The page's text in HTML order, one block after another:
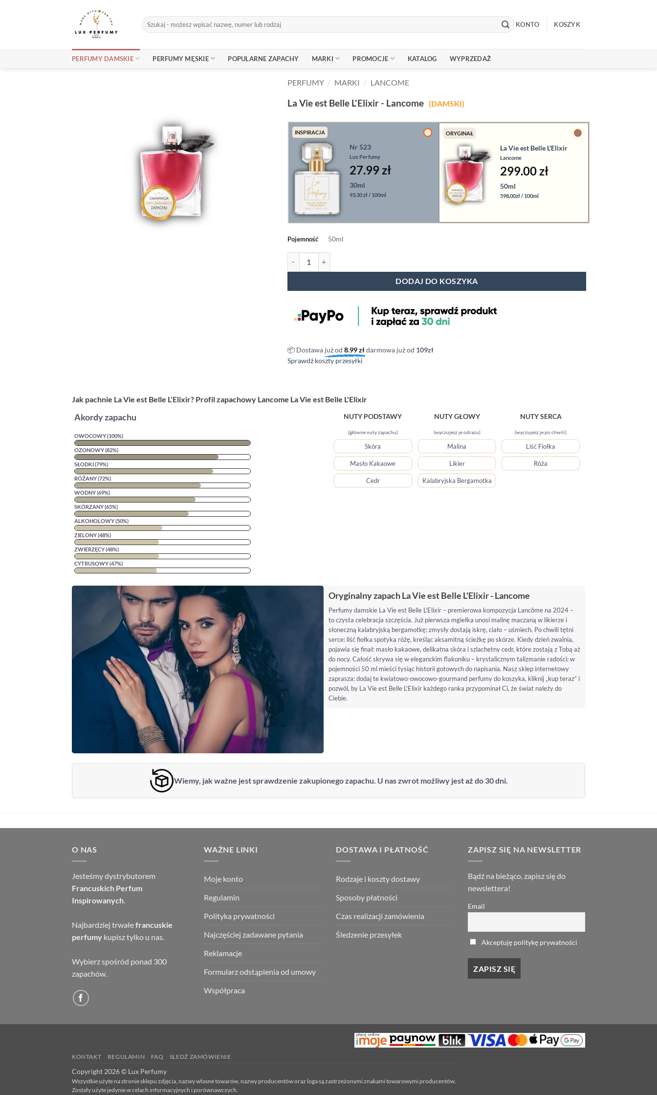
Szukaj:
KONTO KOSZYK
PERFUMY DAMSKIE PERFUMY MĘSKIE POPULARNE ZAPACHY MARKI PROMOCJE KATALOG WYPRZEDAŻ
PERFUMY / MARKI / LANCOME
La Vie est Belle L'Elixir - Lancome (DAMSKI)
INSPIRACJA
Nr 523
Lux Perfumy
27.99 zł
30ml
93.30 zł / 100ml
ORYGINAŁ
La Vie est Belle L'Elixir
Lancome
299.00 zł
50ml
598.00zł / 100ml
Pojemność 50ml
DODAJ DO KOSZYKA
📦 Dostawa już od 8.99zł darmowa już od 109zł
Sprawdź koszty przesyłki
Jak pachnie La Vie est Belle L'Elixir? Profil zapachowy Lancome La Vie est Belle L'Elixir
Akordy zapachu
OWOCOWY (100%)
OZONOWY (82%)
SŁODKI (79%)
RÓŻANY (72%)
WODNY (69%)
SKÓRZANY (65%)
ALKOHOLOWY (50%)
ZIELONY (48%)
ZWIERZĘCY (48%)
CYTRUSOWY (47%)
NUTY PODSTAWY
(główne nuty zapachu)
Skóra
Masło Kakaowe
Cedr
NUTY GŁOWY
(wyczujesz je odrazu)
Malina
Likier
Kalabryjska Bergamotka
NUTY SERCA
(wyczujesz je po chwili)
Liść Fiołka
Róża
Oryginalny zapach La Vie est Belle L'Elixir - Lancome
Perfumy damskie La Vie est Belle L'Elixir – premierowa kompozycja Lancôme na 2024 –
to czysta celebracja szczęścia. Już pierwsza mgiełka unosi malinę maczaną w likierze i
słoneczną kalabryjską bergamotkę; zmysły dostają iskrę, ciało – uśmiech. Po chwili tętni
serce: liść fiołka spotyka różę, kreśląc aksamitną ścieżkę po skórze. Kiedy dzień zwalnia,
pojawia się finał: masło kakaowe, delikatna skóra i szlachetny cedr, które zostają z Tobą aż
do nocy. Całość skrywa się w eleganckim flakoniku – krystalicznym talizmanie radości; w
pojemności 50 ml mieści tysiąc historii gotowych do napisania. Nasz sklep internetowy
zaprasza: dodaj te kwiatowo-owocowo-gourmand perfumy do koszyka, kliknij „kup teraz” i
pozwól, by La Vie est Belle L'Elixir każdego ranka przypominał Ci, że świat należy do
Ciebie.
Wiemy, jak ważne jest sprawdzenie zakupionego zapachu. U nas zwrot możliwy jest aż do 30 dni.
O NAS
Jesteśmy dystrybutorem
Francuskich Perfum
Inspirowanych.
Najbardziej trwałefrancuskie
perfumy kupisz tylko u nas.
Wybierz spośród ponad 300
zapachów.
WAŻNE LINKI
Moje konto
Regulamin
Polityka prywatności
Najczęściej zadawane pytania
Reklamacje
Formularz odstąpienia od umowy
Współpraca
DOSTAWA I PŁATNOŚĆ
Rodzaje i koszty dostawy
Sposoby płatności
Czas realizacji zamówienia
Śledzenie przesyłek
ZAPISZ SIĘ NA NEWSLETTER
Bądź na bieżąco, zapisz się do
newslettera!
Email
Akceptuję politykę prywatności
KONTAKT REGULAMIN FAQ SLEDŹ ZAMÓWIENIE
Copyright 2026 © Lux Perfumy
Wszystkie użyte na stronie sklepu zdjęcia, nazwy własne towarów, nazwy producentów oraz loga są zastrzeżonymi znakami towarowymi producentów.
Zostały użyte jedynie w celach informacyjnych i porównawczych.